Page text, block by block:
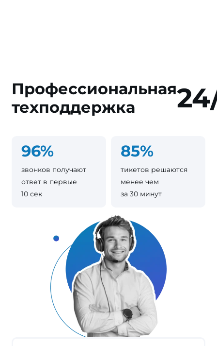
Профессиональная
техподдержка
96%
звонков получают
ответ в первые
10 сек
85%
тикетов решаются
менее чем
за 30 минут